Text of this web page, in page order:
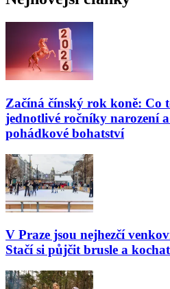
Začíná čínský rok koně: Co
jednotlivé ročníky narození
pohádkové bohatství
V Praze jsou nejhezčí
Stačí si půjčit brusle a